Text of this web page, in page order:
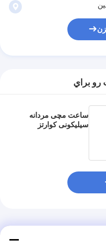
رو براي
ساعت مچی مردانه
سیلیکونی کوارتز